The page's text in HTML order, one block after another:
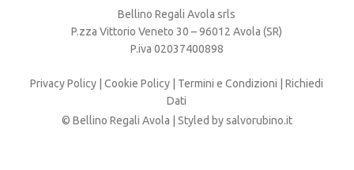
Bellino Regali Avola srls
P.zza Vittorio Veneto 30 – 96012 Avola (SR)
P.iva 02037400898
Privacy Policy |Cookie Policy Termini e Condizioni |Richiedi
Dati
© Bellino Regali Avola | Styled bysalvorubino.it